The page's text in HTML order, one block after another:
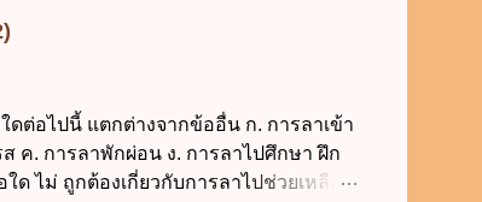
ระราชบัญญัติวิธีการงบประมาณ พ.ศ.
งของรัฐ พ.ศ. 2561 ค. พระราชบัญญัติ
ารคลัง ว่าด้วยการเบิกเงินจากคลัง การรับ
ษาเงินทดรองราชการไว้ ณ ที่ทำการ เพื่อ
บาท ข. 50,000 บาท ค. 30,000 บาท ง.
เงินทดรองราชการจำนวนที่เกินกว่า...
ต่อไปนี้ แตกต่างจากข้ออื่น ก. การลาเข้า
ค. การลาพักผ่อน ง. การลาไปศึกษา ฝึก
ไม่ ถูกต้องเกี่ยวกับการลาไปช่วยเหลือ